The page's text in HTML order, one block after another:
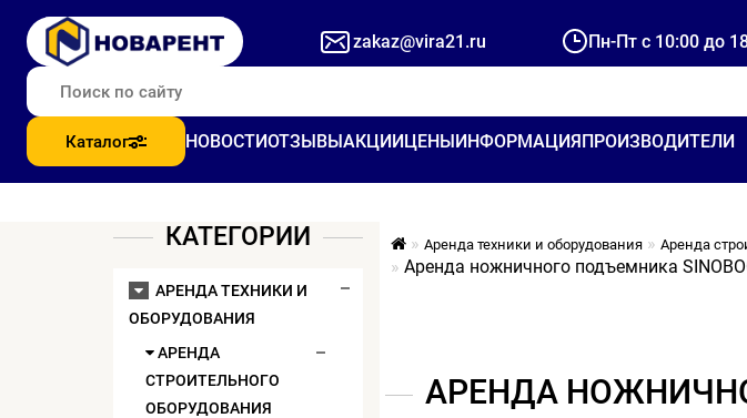
zakaz@vira21.ru Пн-Пт с 10:00 до
Каталог НОВОСТИОТЗЫВЫАКЦИИЦЕНЫИНФОРМАЦИЯПРОИЗВОДИТЕЛИ
КАТЕГОРИИ
АРЕНДА ТЕХНИКИ И
ОБОРУДОВАНИЯ
АРЕНДА
СТРОИТЕЛЬНОГО
ОБОРУДОВАНИЯ
Аренда техники и оборудования Аренда
Аренда ножничного подъемника
АРЕНДА